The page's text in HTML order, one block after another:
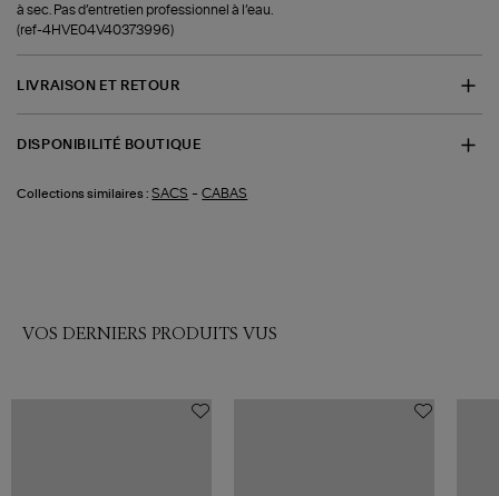
à sec. Pas d’entretien professionnel à l’eau.
(ref-4HVE04V40373996)
LIVRAISON ET RETOUR
DISPONIBILITÉ BOUTIQUE
Collections similaires : SACS -CABAS
VOS DERNIERS PRODUITS VUS